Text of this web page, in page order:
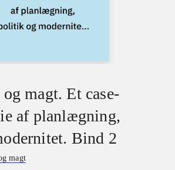
magt. Et case-
af planlægning,
Bind 2
magt